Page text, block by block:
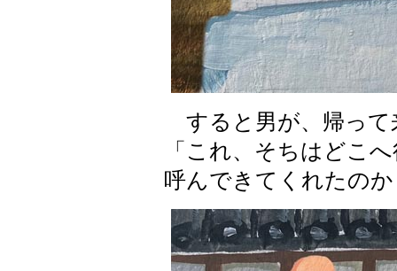
すると男が、帰って
「これ、そちはどこ
呼んできてくれたの